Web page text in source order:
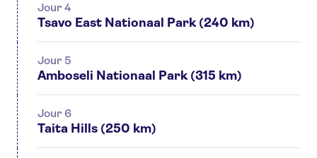
Jour 4
Tsavo East Nationaal Park (240 km)
Jour 5
Amboseli Nationaal Park (315 km)
Jour 6
Taita Hills (250 km)